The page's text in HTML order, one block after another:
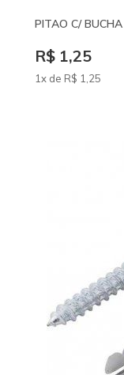
PITAO C/
R$ 1,25
1x de R$ 1,25